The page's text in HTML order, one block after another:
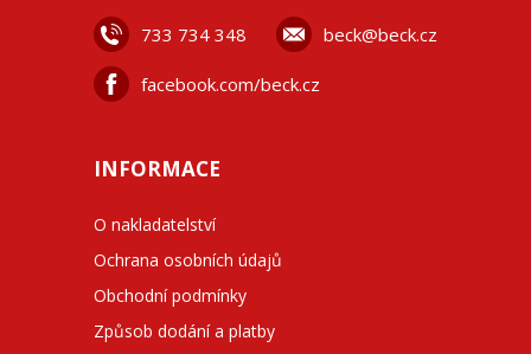
733 734 348 beck@beck.cz
facebook.com/beck.cz
INFORMACE
O nakladatelství
Ochrana osobních údajů
Obchodní podmínky
Způsob dodání a platby